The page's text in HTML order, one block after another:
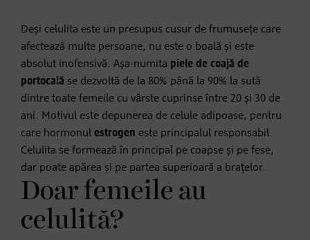
Deși celulita este un presupus cusur de frumusețe care
afectează multe persoane, nu este o boală și este
absolut inofensivă. Așa-numita piele de coajă de
portocală se dezvoltă de la 80% până la 90% la sută
dintre toate femeile cu vârste cuprinse între 20 și 30 de
ani. Motivul este depunerea de celule adipoase, pentru
care hormonul estrogen este principalul responsabil.
Celulita se formează în principal pe coapse și pe fese,
dar poate apărea și pe partea superioară a brațelor.
Doar femeile au
celulită?